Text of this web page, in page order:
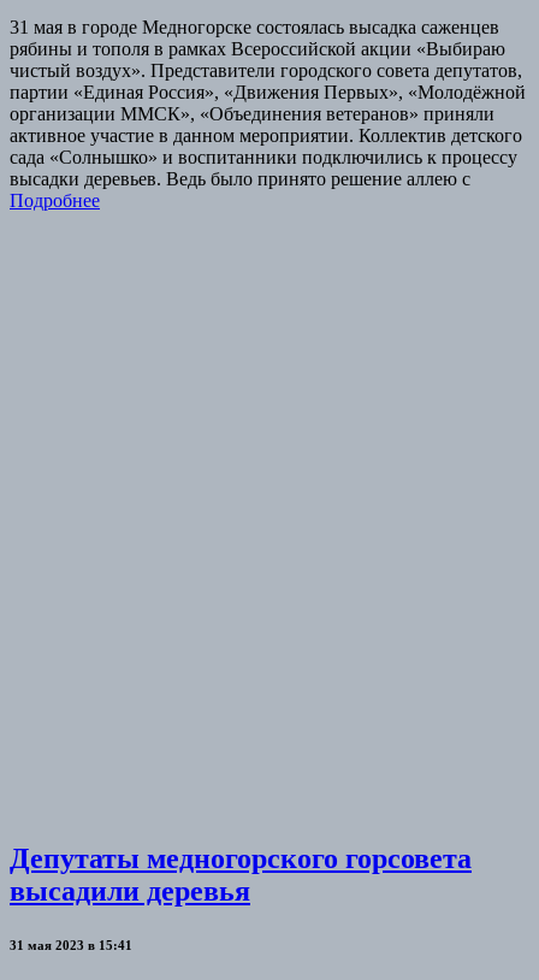
31 мая в городе Медногорске состоялась высадка саженцев
рябины и тополя в рамках Всероссийской акции «Выбираю
чистый воздух». Представители городского совета депутатов,
партии «Единая Россия», «Движения Первых», «Молодёжной
организации ММСК», «Объединения ветеранов» приняли
активное участие в данном мероприятии. Коллектив детского
сада «Солнышко» и воспитанники подключились к процессу
высадки деревьев. Ведь было принято решение аллею с
Подробнее
Депутаты медногорского горсовета
высадили деревья
31 мая 2023 в 15:41